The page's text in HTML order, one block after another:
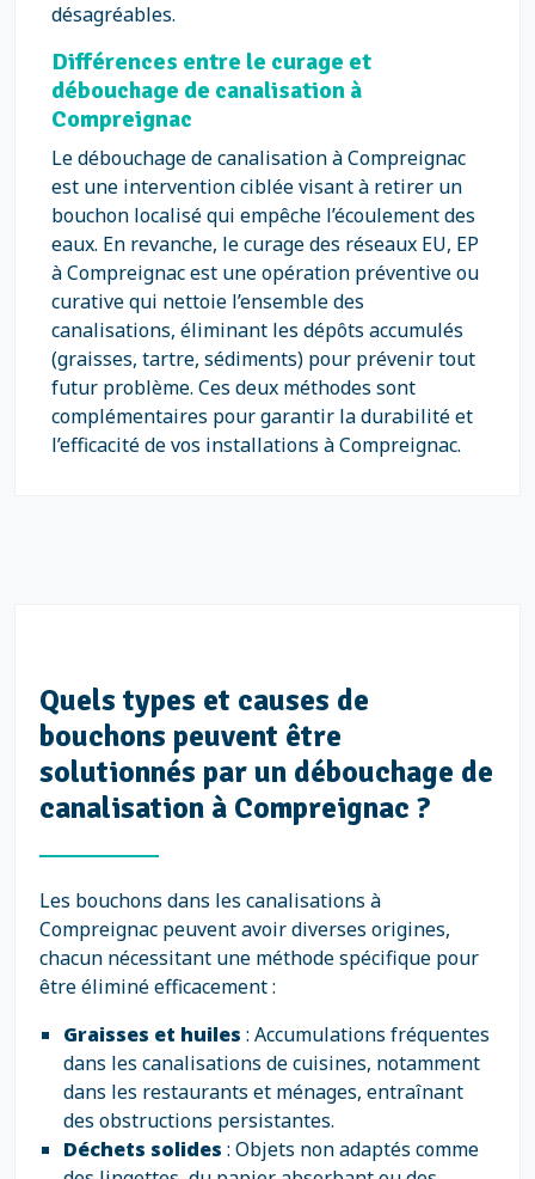
désagréables.
Différences entre le curage et
débouchage de canalisation à
Compreignac
Le débouchage de canalisation à Compreignac
est une intervention ciblée visant à retirer un
bouchon localisé qui empêche l’écoulement des
eaux. En revanche, le curage des réseaux EU, EP
à Compreignac est une opération préventive ou
curative qui nettoie l’ensemble des
canalisations, éliminant les dépôts accumulés
(graisses, tartre, sédiments) pour prévenir tout
futur problème. Ces deux méthodes sont
complémentaires pour garantir la durabilité et
l’efficacité de vos installations à Compreignac.
Quels types et causes de
bouchons peuvent être
solutionnés par un débouchage de
canalisation à Compreignac ?
Les bouchons dans les canalisations à
Compreignac peuvent avoir diverses origines,
chacun nécessitant une méthode spécifique pour
être éliminé efficacement :
Graisses et huiles : Accumulations fréquentes
dans les canalisations de cuisines, notamment
dans les restaurants et ménages, entraînant
des obstructions persistantes.
Déchets solides : Objets non adaptés comme